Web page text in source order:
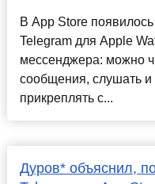
В App Store
Telegram для Apple
мессенджера: можно
сообщения, слушать и
прикреплять с...
Дуров* объяснил,